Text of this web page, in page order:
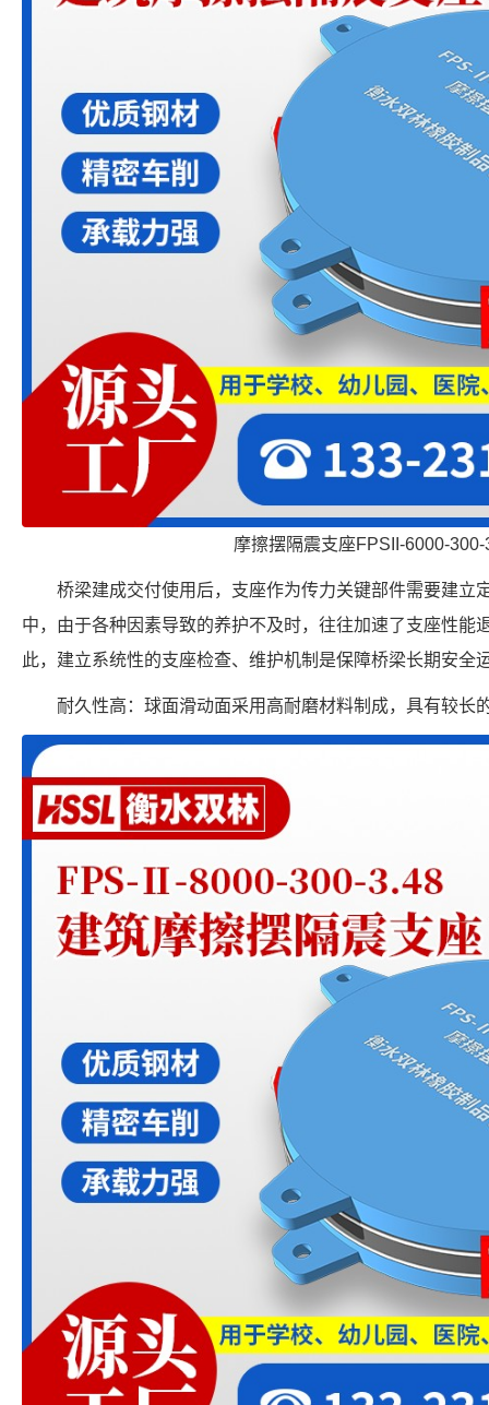
摩擦摆隔震支座FPSII-6000-300-
桥梁建成交付使用后，支座作为传力关键部件需要建立
中，由于各种因素导致的养护不及时，往往加速了支座性能
此，建立系统性的支座检查、维护机制是保障桥梁长期安全
耐久性高：球面滑动面采用高耐磨材料制成，具有较长